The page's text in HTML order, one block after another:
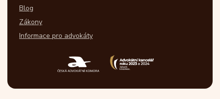
Blog
Zákony
Informace pro advokáty